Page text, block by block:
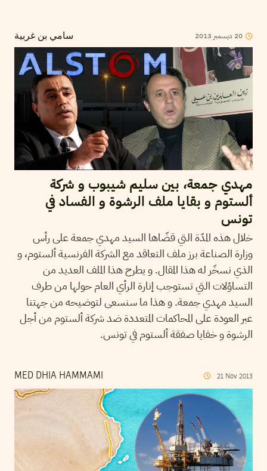
سامي بن غربية 20 ديسمبر 2013
مهدي جمعة، بين سليم شيبوب و شركة
ألستوم و بقايا ملف الرشوة و الفساد في
تونس
خلال هذه المدّة التي قضّاها السيد مهدي جمعة على رأس
وزارة الصناعة برز ملف التعاقد مع الشركة الفرنسية ألستوم، و
الذي نسخّر له هذا المقال. و يطرح هذا الملف العديد من
التساؤلات التي تستوجب إنارة الرأي العام حولها من طرف
السيد مهدي جمعة. و هذا ما سنسعى لتوضيحه من جهتنا
عبر العودة على المحاكمات المتعددة ضد شركة ألستوم من أجل
الرشوة و خفايا صفقة ألستوم في تونس.
MED DHIA HAMMAMI 21 Nov 2013